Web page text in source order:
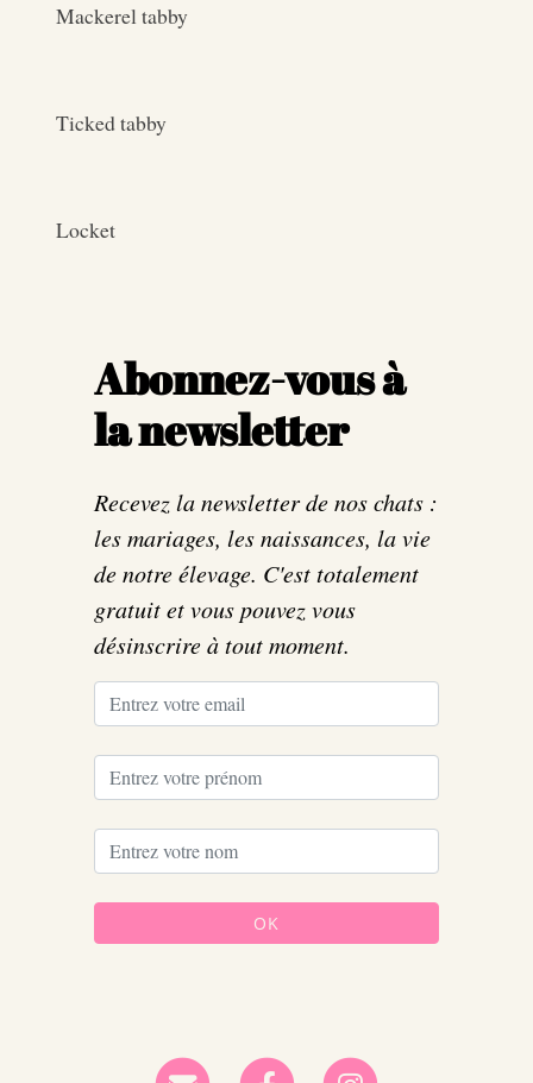
Mackerel tabby
Ticked tabby
Locket
Abonnez-vous à
la newsletter
Recevez la newsletter de nos chats :
les mariages, les naissances, la vie
de notre élevage. C'est totalement
gratuit et vous pouvez vous
désinscrire à tout moment.
OK